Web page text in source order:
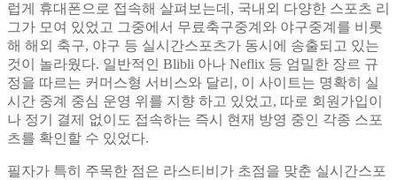
럽게 휴대폰으로 접속해 살펴보는데, 국내외 다양한 스포츠 리
그가 모여 있었고 그중에서 무료축구중계와 야구중계를 비롯
해 해외 축구, 야구 등 실시간스포츠가 동시에 송출되고 있는
것이 놀라웠다. 일반적인 Blibli 아나 Neflix 등 엄밀한 장르 규
정을 따르는 커머스형 서비스와 달리, 이 사이트는 명확히 실
시간 중계 중심 운영 위를 지향 하고 있었고, 따로 회원가입이
나 정기 결제 없이도 접속하는 즉시 현재 방영 중인 각종 스포
츠를 확인할 수 있었다.
필자가 특히 주목한 점은 라스티비가 초점을 맞춘 실시간스포